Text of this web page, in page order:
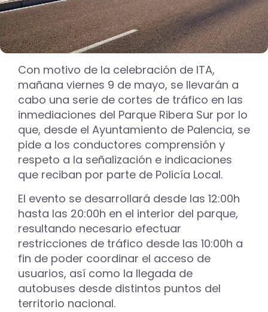
Con motivo de la celebración de ITA,
mañana viernes 9 de mayo, se llevarán a
cabo una serie de cortes de tráfico en las
inmediaciones del Parque Ribera Sur por lo
que, desde el Ayuntamiento de Palencia, se
pide a los conductores comprensión y
respeto a la señalización e indicaciones
que reciban por parte de Policía Local.
El evento se desarrollará desde las 12:00h
hasta las 20:00h en el interior del parque,
resultando necesario efectuar
restricciones de tráfico desde las 10:00h a
fin de poder coordinar el acceso de
usuarios, así como la llegada de
autobuses desde distintos puntos del
territorio nacional.